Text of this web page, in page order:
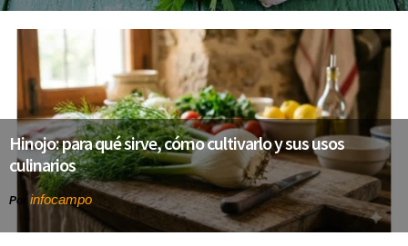
Hinojo: para qué sirve, cómo cultivarlo y sus usos
culinarios
Por infocampo